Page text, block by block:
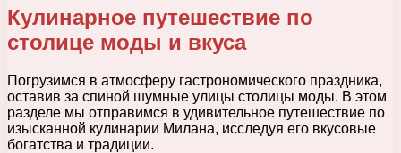
Кулинарное путешествие по
столице моды и вкуса
Погрузимся в атмосферу гастрономического праздника,
оставив за спиной шумные улицы столицы моды. В этом
разделе мы отправимся в удивительное путешествие по
изысканной кулинарии Милана, исследуя его вкусовые
богатства и традиции.